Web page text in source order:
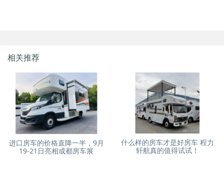
相关推荐
进口房车的价格直降一半，9月
19-21日亮相成都房车展
什么样的房车才是好房车 程力
轩航真的值得试试！